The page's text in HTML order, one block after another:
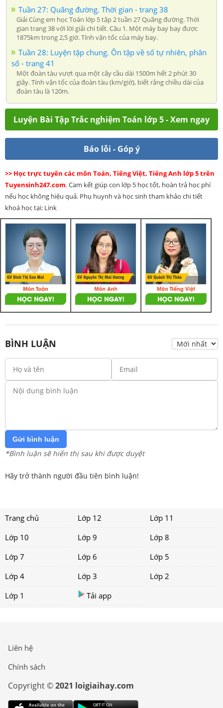
Tuần 27: Quãng đường. Thời gian - trang 38
Giải Cùng em học Toán lớp 5 tập 2 tuần 27 Quãng đường. Thời
gian trang 38 với lời giải chi tiết. Câu 1. Một máy bay bay được
1875km trong 2,5 giờ. Tính vận tốc của máy bay.
Tuần 28: Luyện tập chung. Ôn tập về số tự nhiên, phân
số - trang 41
Một đoàn tàu vượt qua một cây cầu dài 1500m hết 2 phút 30
giây. Tính vận tốc của đoàn tàu (km/giờ), biết rằng chiều dài của
đoàn tàu là 120m.
Luyện Bài Tập Trắc nghiệm Toán lớp 5 - Xem ngay
Báo lỗi - Góp ý
>> Học trực tuyến các môn Toán, Tiếng Việt, Tiếng Anh lớp 5 trên
Tuyensinh247.com. Cam kết giúp con lớp 5 học tốt, hoàn trả học phí
nếu học không hiệu quả. Phụ huynh và học sinh tham khảo chi tiết
khoá học tại: Link
BÌNH LUẬN
Gửi bình luận
*Bình luận sẽ hiển thị sau khi được duyệt
Hãy trở thành người đầu tiên bình luận!
Trang chủ Lớp 12
Lớp 11
Lớp 10
Lớp 9
Lớp 8
Lớp 7
Lớp 6
Lớp 5
Lớp 4
Lớp 3
Lớp 2
Lớp 1
Tải app
Liên hệ
Chính sách
Copyright ©2021 loigiaihay.com